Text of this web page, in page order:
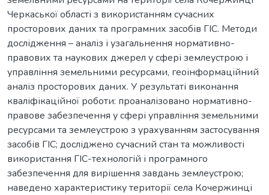
Черкаської області з використанням сучасних
просторових даних та програмних засобів ГІС. Методи
дослідження – аналіз і узагальнення нормативно-
правових та наукових джерел у сфері землеустрою і
управління земельними ресурсами, геоінформаційний
аналіз просторових даних. У результаті виконання
кваліфікаційної роботи: проаналізовано нормативно-
правове забезпечення у сфері управління земельними
ресурсами та землеустрою з урахуванням застосування
засобів ГІС; досліджено сучасний стан та можливості
використання ГІС-технологій і програмного
забезпечення для вирішення завдань землеустрою;
наведено характеристику території села Кочержинці